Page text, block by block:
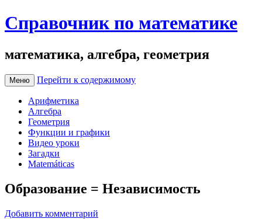
Справочник по математике
математика, алгебра, геометрия
Меню Перейти к содержимому
Арифметика
Алгебра
Геометрия
Функции и графики
Видео уроки
Загадки
Matemáticas
Образование = Независимость
Добавить комментарий